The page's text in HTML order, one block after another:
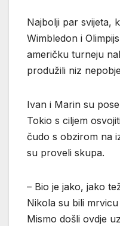
Najbolji par svijeta,
Wimbledon i
američku turneju
produžili niz
Ivan i Marin su
Tokio s ciljem
čudo s obzirom na
su proveli skupa.
– Bio je jako, jako
Nikola su bili
Mismo došli ovdje